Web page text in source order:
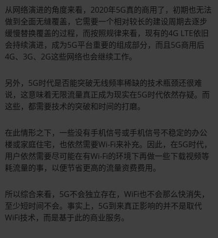
从网络演进的角度来看，2020年5G真的商用了，初期也无法
做到全面无缝覆盖，它需要一个相对较长的建设周期去逐步
缓慢替换覆盖的过程，而按照规律来看，现有的4G LTE依旧
会持续演进，成为5G平台重要的组成部分，而且5G商用后
4G、3G、2G这些网络也会继续工作。
另外，5G时代是否能突破无线频率稀缺的技术瓶颈还很难
说，这意味着无限流量真正成为现实在5G时代依然存疑。而
这些，都需要技术的突破和时间的打磨。
在此情形之下，一些没有手机信号或手机信号不稳定的办公
楼或家庭住宅，也依然需要Wi-Fi来补充。因此，在5G时代，
用户依然需要尽可能在有Wi-Fi的环境下再做一些下载视频等
耗流量的事，以便节省更高的流量资费费用。
所以综合来看，5G不会独立存在，WiFi也不会那么快消失，
至少短时间不会。事实上，5G到来真正影响的并不是取代
WiFi技术，而是基于此的商业服务。